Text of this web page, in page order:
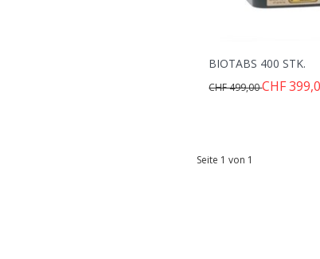
BIOTABS 400 STK.
CHF 499,00CHF
Seite 1 von 1